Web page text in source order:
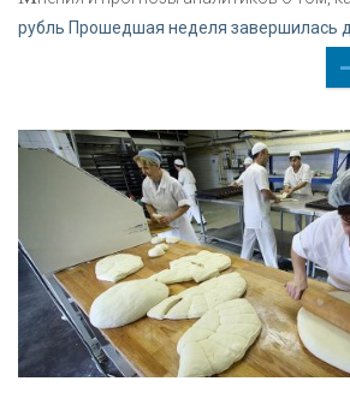
рубль Прошедшая неделя завершилась